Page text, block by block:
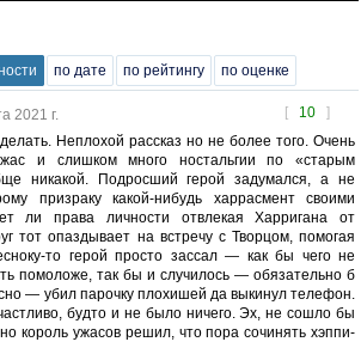
по дате по рейтингу по оценке
[ 10 ]
2021 г.
Неплохой рассказ но не более того. Очень
и слишком много ностальгии по «старым
никакой. Подросший герой задумался, а не
призраку какой-нибудь харрасмент своими
ли права личности отвлекая Харригана от
тот опаздывает на встречу с Творцом, помогая
то герой просто зассал — как бы чего не
помоложе, так бы и случилось — обязательно б
— убил парочку плохишей да выкинул телефон.
будто и не было ничего. Эх, не сошло бы
король ужасов решил, что пора сочинять хэппи-